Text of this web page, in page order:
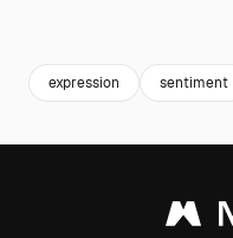
expression sentiment